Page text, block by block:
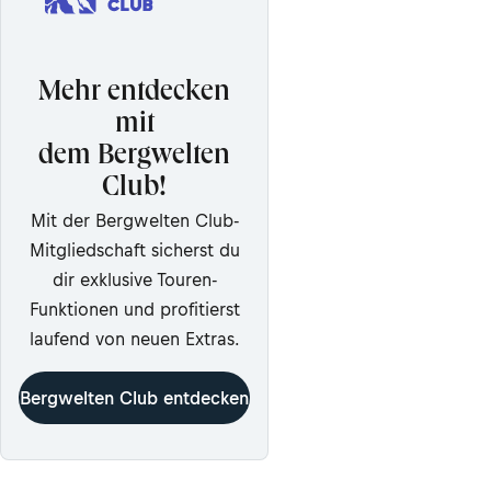
Mehr entdecken
mit
dem Bergwelten
Club!
Mit der Bergwelten Club-
Mitgliedschaft sicherst du
dir exklusive Touren-
Funktionen und profitierst
laufend von neuen Extras.
Bergwelten Club entdecken